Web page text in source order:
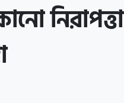
নিরাপত্তা